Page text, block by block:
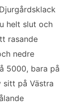
helt slut och
rasande
nedre
5000, bara på
sitt på Västra